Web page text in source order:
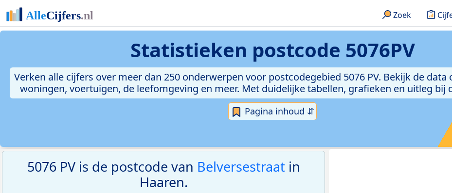
Zoek
Statistieken postcode 5076PV
Verken alle cijfers over meer dan 250 onderwerpen voor postcodegebied 5076 PV. Bekijk de data
woningen, voertuigen, de leefomgeving en meer. Met duidelijke tabellen, grafieken en uitleg bij
Pagina inhoud ⇵
5076 PV is de postcode van Belversestraatin
Haaren.